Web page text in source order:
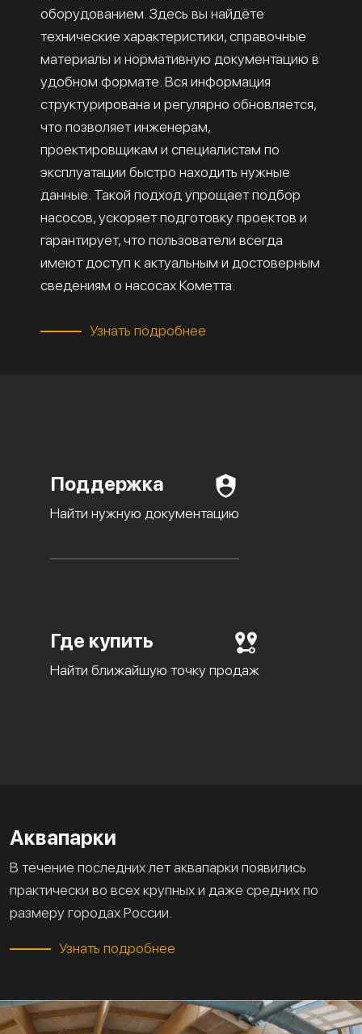
оборудованием. Здесь вы найдёте
технические характеристики, справочные
материалы и нормативную документацию в
удобном формате. Вся информация
структурирована и регулярно обновляется,
что позволяет инженерам,
проектировщикам и специалистам по
эксплуатации быстро находить нужные
данные. Такой подход упрощает подбор
насосов, ускоряет подготовку проектов и
гарантирует, что пользователи всегда
имеют доступ к актуальным и достоверным
сведениям о насосах Кометта.
Узнать подробнее
Поддержка
Найти нужную документацию
Где купить
Найти ближайшую точку продаж
Аквапарки
В течение последних лет аквапарки появились
практически во всех крупных и даже средних по
размеру городах России.
Узнать подробнее